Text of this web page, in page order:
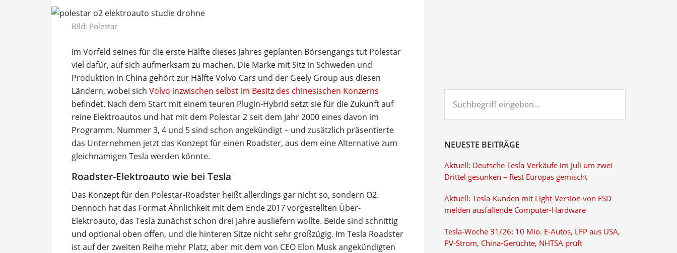
Bild: Polestar
Im Vorfeld seines für die erste Hälfte dieses Jahres geplanten Börsengangs tut Polestar
viel dafür, auf sich aufmerksam zu machen. Die Marke mit Sitz in Schweden und
Produktion in China gehört zur Hälfte Volvo Cars und der Geely Group aus diesen
Ländern, wobei sich Volvo inzwischen selbst im Besitz des chinesischen Konzerns
befindet. Nach dem Start mit einem teuren Plugin-Hybrid setzt sie für die Zukunft auf
reine Elektroautos und hat mit dem Polestar 2 seit dem Jahr 2000 eines davon im
Programm. Nummer 3, 4 und 5 sind schon angekündigt – und zusätzlich präsentierte
das Unternehmen jetzt das Konzept für einen Roadster, aus dem eine Alternative zum
gleichnamigen Tesla werden könnte.
Roadster-Elektroauto wie bei Tesla
Das Konzept für den Polestar-Roadster heißt allerdings gar nicht so, sondern O2.
Dennoch hat das Format Ähnlichkeit mit dem Ende 2017 vorgestellten Über-
Elektroauto, das Tesla zunächst schon drei Jahre ausliefern wollte. Beide sind schnittig
und optional oben offen, und die hinteren Sitze nicht sehr großzügig. Im Tesla Roadster
ist auf der zweiten Reihe mehr Platz, aber mit dem von CEO Elon Musk angekündigten
eingeben...
NEUESTE BEITRÄGE
Aktuell: Deutsche Tesla-Verkäufe im Juli um zwei
Drittel gesunken – Rest Europas gemischt
Aktuell: Tesla-Kunden mit Light-Version von FSD
melden ausfallende Computer-Hardware
Tesla-Woche 31/26: 10 Mio. E-Autos, LFP aus USA,
PV-Strom, China-Gerüchte, NHTSA prüft